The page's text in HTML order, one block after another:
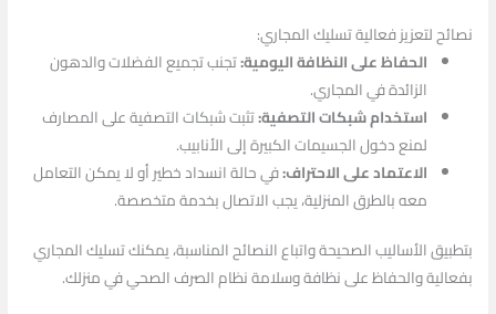
نصائح لتعزيز فعالية تسليك المجاري:
الحفاظ على النظافة اليومية:تجنب تجميع الفضلات والدهون
الزائدة في المجاري.
استخدام شبكات التصفية:تثبت شبكات التصفية على المصارف
لمنع دخول الجسيمات الكبيرة إلى الأنابيب.
الاعتماد على الاحتراف:في حالة انسداد خطير أو لا يمكن التعامل
معه بالطرق المنزلية، يجب الاتصال بخدمة متخصصة.
بتطبيق الأساليب الصحيحة واتباع النصائح المناسبة، يمكنك تسليك المجاري
بفعالية والحفاظ على نظافة وسلامة نظام الصرف الصحي في منزلك.